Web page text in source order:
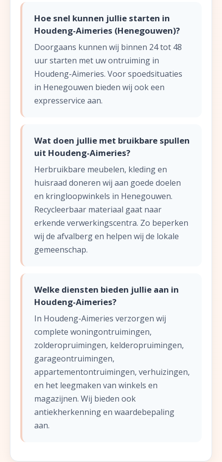
Hoe snel kunnen jullie starten in
Houdeng-Aimeries (Henegouwen)?
Doorgaans kunnen wij binnen 24 tot 48
uur starten met uw ontruiming in
Houdeng-Aimeries. Voor spoedsituaties
in Henegouwen bieden wij ook een
expresservice aan.
Wat doen jullie met bruikbare spullen
uit Houdeng-Aimeries?
Herbruikbare meubelen, kleding en
huisraad doneren wij aan goede doelen
en kringloopwinkels in Henegouwen.
Recycleerbaar materiaal gaat naar
erkende verwerkingscentra. Zo beperken
wij de afvalberg en helpen wij de lokale
gemeenschap.
Welke diensten bieden jullie aan in
Houdeng-Aimeries?
In Houdeng-Aimeries verzorgen wij
complete woningontruimingen,
zolderopruimingen, kelderopruimingen,
garageontruimingen,
appartementontruimingen, verhuizingen,
en het leegmaken van winkels en
magazijnen. Wij bieden ook
antiekherkenning en waardebepaling
aan.